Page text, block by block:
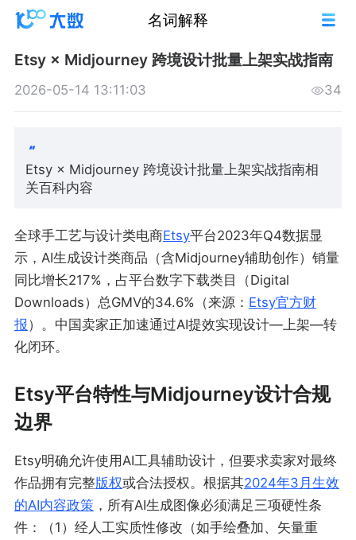
名词解释
Etsy × Midjourney 跨境设计批量上架实战指南
2026-05-14 13:11:03 34
Etsy × Midjourney 跨境设计批量上架实战指南相
关百科内容
全球手工艺与设计类电商Etsy平台2023年Q4数据显
示，AI生成设计类商品（含Midjourney辅助创作）销量
同比增长217%，占平台数字下载类目（Digital
Downloads）总GMV的34.6%（来源： Etsy官方财
报）。中国卖家正加速通过AI提效实现设计—上架—转
化闭环。
Etsy平台特性与Midjourney设计合规
边界
Etsy明确允许使用AI工具辅助设计，但要求卖家对最终
作品拥有完整版权或合法授权。根据其2024年3月生效
的AI内容政策 ，所有AI生成图像必须满足三项硬性条
件：（1）经人工实质性修改（如手绘叠加、矢量重